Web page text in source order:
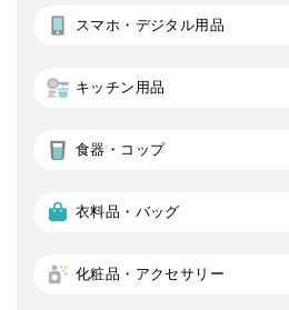
スマホ・デジタル用品
キッチン用品
食器・コップ
衣料品・バッグ
化粧品・アクセサリー